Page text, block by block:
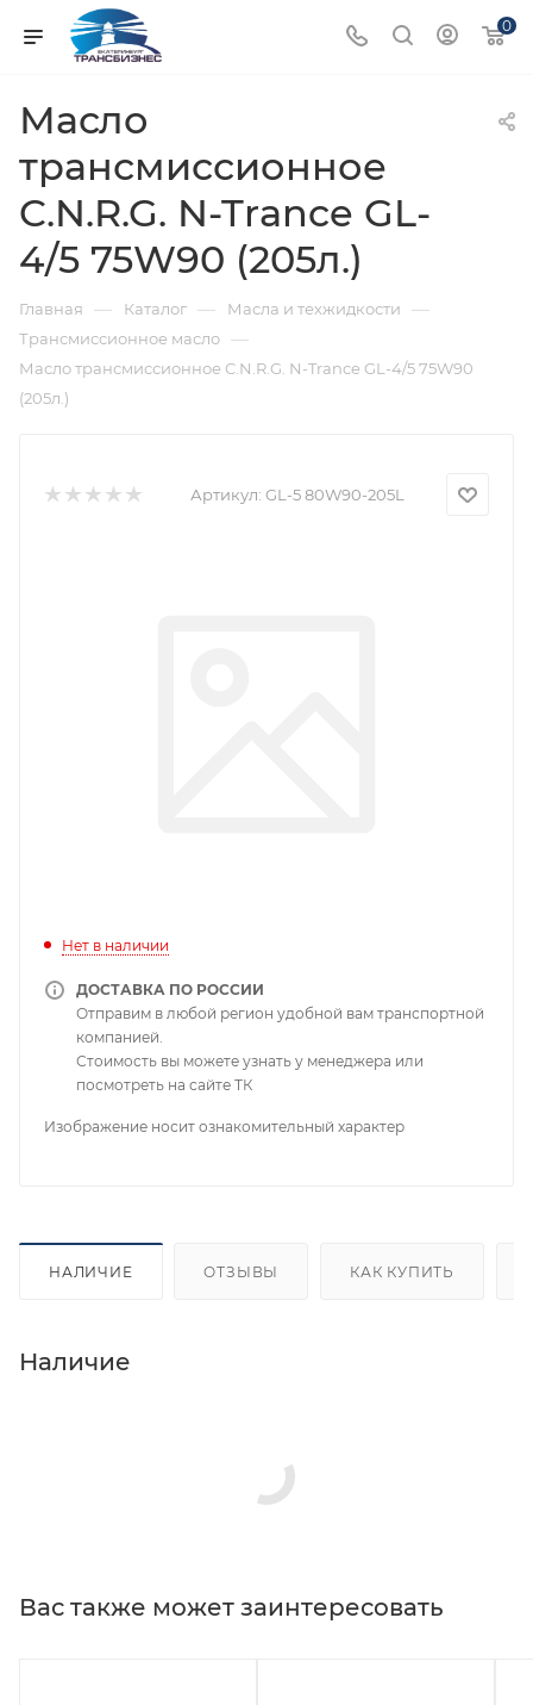
0
Масло
трансмиссионное
C.N.R.G. N-Trance GL-
4/5 75W90 (205л.)
Главная — Каталог — Масла и техжидкости —
Трансмиссионное масло —
Масло трансмиссионное C.N.R.G. N-Trance GL-4/5 75W90
(205л.)
Артикул: GL-5 80W90-205L
Нет в наличии
ДОСТАВКА ПО РОССИИ
Отправим в любой регион удобной вам транспортной
компанией.
Стоимость вы можете узнать у менеджера или
посмотреть на сайте ТК
Изображение носит ознакомительный характер
НАЛИЧИЕ ОТЗЫВЫ КАК КУПИТЬ
Наличие
Вас также может заинтересовать